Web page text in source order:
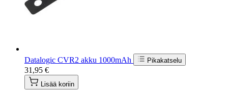
Datalogic CVR2 akku 1000mAh Pikakatselu
31,95 €
Lisää koriin